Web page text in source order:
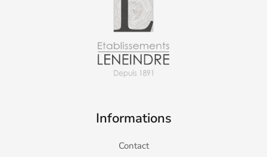
Informations
Contact